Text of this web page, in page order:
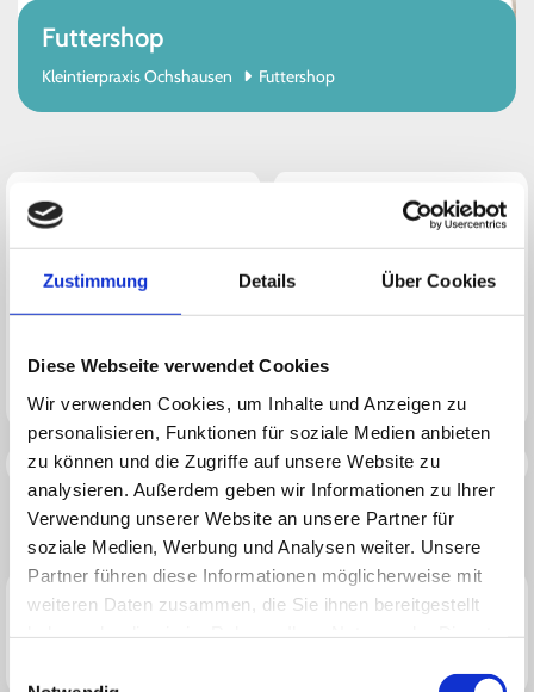
Zustimmung Details Über Cookies
Diese Webseite verwendet Cookies
Wir verwenden Cookies, um Inhalte und Anzeigen zu
personalisieren, Funktionen für soziale Medien anbieten
zu können und die Zugriffe auf unsere Website zu
analysieren. Außerdem geben wir Informationen zu Ihrer
Verwendung unserer Website an unsere Partner für
soziale Medien, Werbung und Analysen weiter. Unsere
Partner führen diese Informationen möglicherweise mit
weiteren Daten zusammen, die Sie ihnen bereitgestellt
Futtershop
Kleintierpraxis Ochshausen  Futtershop
Futtertelefon
von 11:00 -
16:00 Uhr unter
0561 51046991
News uns Infos erfahrt ihr hier: